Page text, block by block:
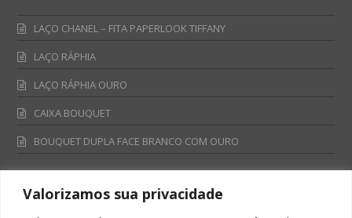
Valorizamos sua privacidade
LAÇO CHANEL – FITA PAPERLOOK TIFFANY
LAÇO RÁPHIA
LAÇO RÁPHIA OURO
CAIXA BOUQUET
BOUQUET DUPLA FACE BRANCO COM OURO
Fale Conosco